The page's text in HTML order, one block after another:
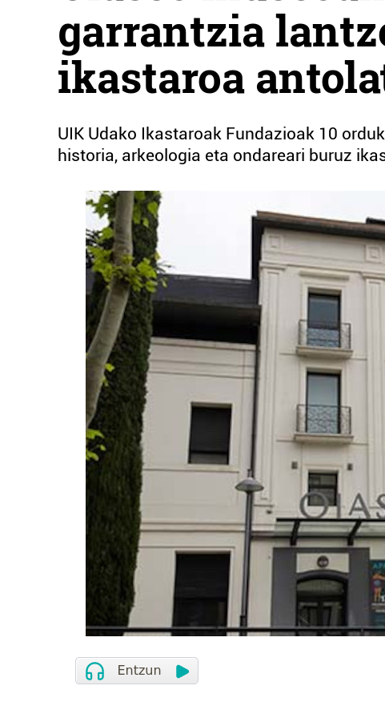
garrantzia
ikastaroa
UIK Udako Ikastaroak Fundazioak 10
historia, arkeologia eta ondareari buruz